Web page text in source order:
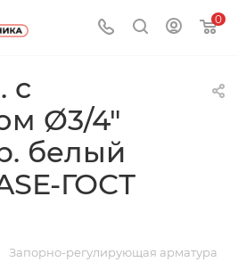
0
с
Ø3/4"
белый
ГОСТ
Запорно-регулирующая арматура